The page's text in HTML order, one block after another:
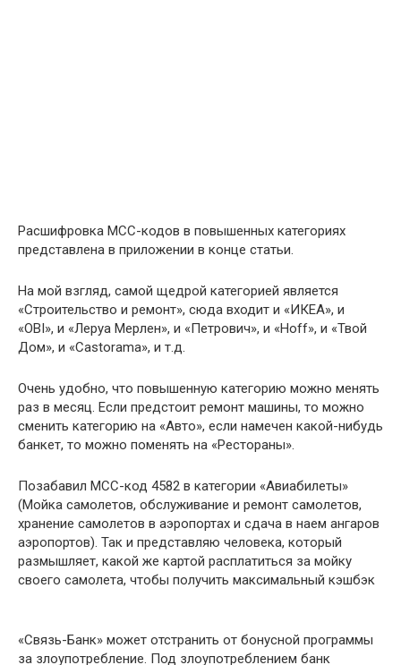
Расшифровка MCC-кодов в повышенных категориях
представлена в приложении в конце статьи.
На мой взгляд, самой щедрой категорией является
«Строительство и ремонт», сюда входит и «ИКЕА», и
«OBI», и «Леруа Мерлен», и «Петрович», и «Hoff», и «Твой
Дом», и «Castorama», и т.д.
Очень удобно, что повышенную категорию можно менять
раз в месяц. Если предстоит ремонт машины, то можно
сменить категорию на «Авто», если намечен какой-нибудь
банкет, то можно поменять на «Рестораны».
Позабавил MCC-код 4582 в категории «Авиабилеты»
(Мойка самолетов, обслуживание и ремонт самолетов,
хранение самолетов в аэропортах и сдача в наем ангаров
аэропортов). Так и представляю человека, который
размышляет, какой же картой расплатиться за мойку
своего самолета, чтобы получить максимальный кэшбэк
«Связь-Банк» может отстранить от бонусной программы
за злоупотребление. Под злоупотреблением банк